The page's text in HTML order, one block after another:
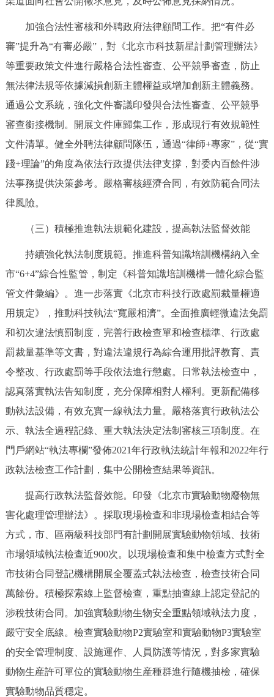
加強合法性審核和外聘政府法律顧問工作。把“有件必
審”提升為“有審必嚴”，對《北京市科技新星計劃管理辦法》
等重要政策文件進行嚴格合法性審查、公平競爭審查，防止
無法律法規等依據減損創新主體權益或增加創新主體義務。
通過公文系統，強化文件審議印發與合法性審查、公平競爭
審查銜接機制。開展文件庫歸集工作，形成現行有效規範性
文件清單。健全外聘法律顧問隊伍，通過“律師+專家”，從“實
踐+理論”的角度為依法行政提供法律支撐，對委內百餘件涉
法事務提供決策參考。嚴格審核經濟合同，有效防範合同法
律風險。
（三）積極推進執法規範化建設，提高執法監督效能
持續強化執法制度規範。推進科普知識培訓機構納入全
市“6+4”綜合性監管，制定《科普知識培訓機構一體化綜合監
管文件彙編》。進一步落實《北京市科技行政處罰裁量權適
用規定》，推動科技執法“寬嚴相濟”。全面推廣輕微違法免罰
和初次違法慎罰制度，完善行政檢查單和檢查標準、行政處
罰裁量基準等文書，對違法違規行為綜合運用批評教育、責
令整改、行政處罰等手段依法進行懲處。日常執法檢查中，
認真落實執法告知制度，充分保障相對人權利。更新配備移
動執法設備，有效充實一線執法力量。嚴格落實行政執法公
示、執法全過程記錄、重大執法決定法制審核三項制度。在
門戶網站“執法專欄”發佈2021年行政執法統計年報和2022年行
政執法檢查工作計劃，集中公開檢查結果等資訊。
提高行政執法監督效能。印發《北京市實驗動物廢物無
害化處理管理辦法》。採取現場檢查和非現場檢查相結合等
方式，市、區兩級科技部門有計劃開展實驗動物領域、技術
市場領域執法檢查近900次。以現場檢查和集中檢查方式對全
市技術合同登記機構開展全覆蓋式執法檢查，檢查技術合同
萬餘份。積極探索線上監督檢查，重點抽查線上認定登記的
涉稅技術合同。加強實驗動物生物安全重點領域執法力度，
嚴守安全底線。檢查實驗動物P2實驗室和實驗動物P3實驗室
的安全管理制度、設施運作、人員防護等情況，對多家實驗
動物生産許可單位的實驗動物生産種群進行隨機抽檢，確保
實驗動物品質穩定。